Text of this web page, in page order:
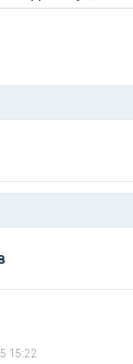
15:22